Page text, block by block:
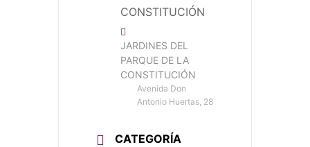
JARDINES DEL
PARQUE DE LA
CONSTITUCIÓN
Avenida Don
Antonio Huertas, 28
CATEGORÍA